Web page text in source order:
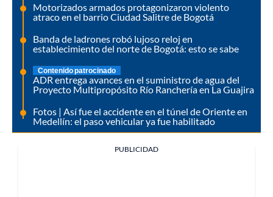
Motorizados armados protagonizaron violento
atraco en el barrio Ciudad Salitre de Bogotá
Banda de ladrones robó lujoso reloj en
establecimiento del norte de Bogotá: esto se sabe
Contenido patrocinado
ADR entrega avances en el suministro de agua del
Proyecto Multipropósito Río Ranchería en La Guajira
Fotos | Así fue el accidente en el túnel de Oriente en
Medellín: el paso vehicular ya fue habilitado
PUBLICIDAD